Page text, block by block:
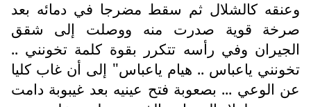
وعنقه كالشلال ثم سقط مضرجا في دمائه بعد
صرخة قوية صدرت منه ووصلت إلى شقق
الجيران وفي رأسه تتكرر بقوة كلمة تخونني ..
تخونني ياعباس .. هيام ياعباس" إلى أن غاب كليا
عن الوعي ... بصعوبة فتح عينيه بعد غيبوبة دامت